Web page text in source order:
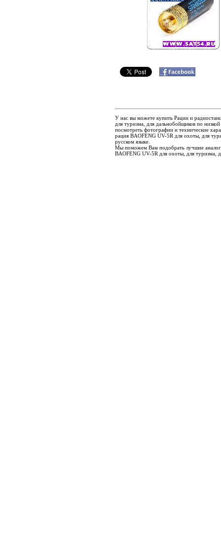
У нас вы можете купить Рации и
для туризма, для дальнобойщиков по
посмотреть фотографии и технические
рация BAOFENG UV-5R для охоты, для
русском языке.
Мы поможем Вам подобрать лучшие
BAOFENG UV-5R для охоты, для туризма,